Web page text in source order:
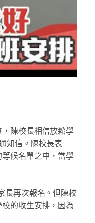
陳校長相信放鬆學
知信。陳校長表
候名單之中，當學
長再次報名。但陳校
的收生安排，因為